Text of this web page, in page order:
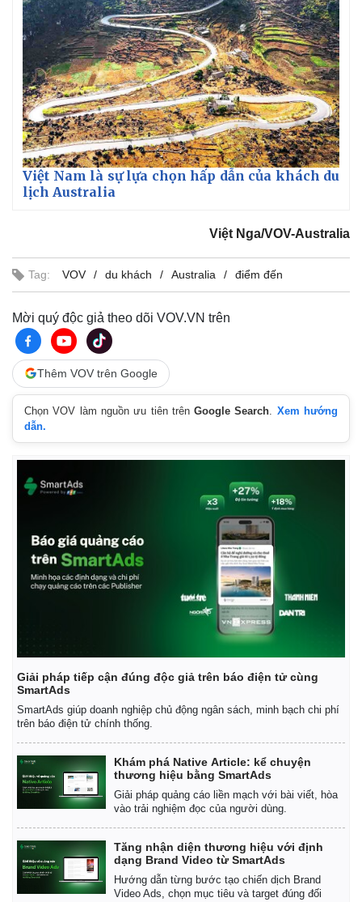
Kinh tế
Khởi nghiệp
Thị trường
Giá vàng
Tiêu dùng
Tỷ giá
Chứng khoán
Giá cà phê
Việt Nam là sự lựa chọn hấp dẫn của khách du
lịch Australia
Việt Nga/VOV-Australia
Tag: VOV du khách Australia điểm đến
Mời quý độc giả theo dõi VOV.VN trên
Thêm VOV trên Google
Chọn VOV làm nguồn ưu tiên trênGoogle Search
Xem hướng
dẫn.
Giải pháp tiếp cận đúng độc giả trên báo điện tử cùng
SmartAds
SmartAds giúp doanh nghiệp chủ động ngân sách, minh bạch chi phí
trên báo điện tử chính thống.
Khám phá Native Article: kể chuyện
thương hiệu bằng SmartAds
Giải pháp quảng cáo liền mạch với bài viết, hòa
vào trải nghiệm đọc của người dùng.
Tăng nhận diện thương hiệu với định
dạng Brand Video từ SmartAds
Hướng dẫn từng bước tạo chiến dịch Brand
Video Ads, chọn mục tiêu và target đúng đối